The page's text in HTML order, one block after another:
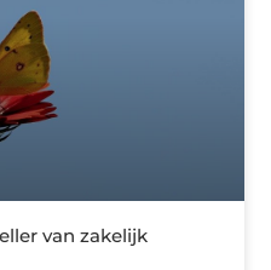
van zakelijk